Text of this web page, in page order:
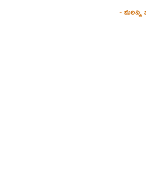
- మరిన్ని